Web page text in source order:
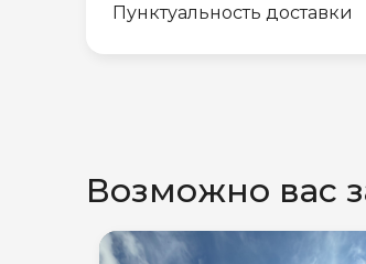
Пунктуальность доставки
Возможно вас